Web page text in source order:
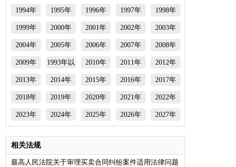
1994年 1995年 1996年 1997年 1998年
1999年 2000年 2001年 2002年 2003年
2004年 2005年 2006年 2007年 2008年
2009年
1993年以
2010年 2011年 2012年
2013年 2014年 2015年 2016年 2017年
2018年 2019年 2020年 2021年 2022年
2023年 2024年 2025年 2026年 2027年
相关法规
最高人民法院关于审理买卖合同纠纷案件适用法律问题